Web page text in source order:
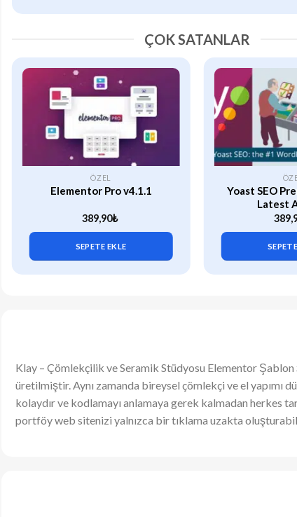
ÇOK SATANLAR
ÖZEL
Elementor Pro v4.1.1
389,90₺
SEPETE EKLE
Yoast SEO
Latest
Klay – Çömlekçilik ve Seramik Stüdyosu Elementor
üretilmiştir. Aynı zamanda bireysel çömlekçi ve el yapımı
kolaydır ve kodlamayı anlamaya gerek kalmadan herkes
portföy web sitenizi yalnızca bir tıklama uzakta